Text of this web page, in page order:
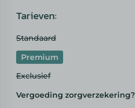
Tarieven:
Standaard
Premium
Exclusief
Vergoeding zorgverzekering?